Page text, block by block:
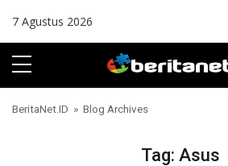
7 Agustus 2026
BeritaNet.ID » Blog Archives
Tag: Asus